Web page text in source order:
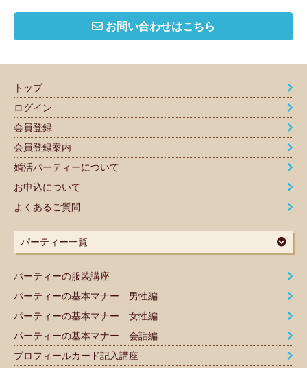
お問い合わせはこちら
トップ
ログイン
会員登録
会員登録案内
婚活パーティーについて
お申込について
よくあるご質問
パーティー一覧
パーティーの服装講座
パーティーの基本マナー 男性編
パーティーの基本マナー 女性編
パーティーの基本マナー 会話編
プロフィールカード記入講座